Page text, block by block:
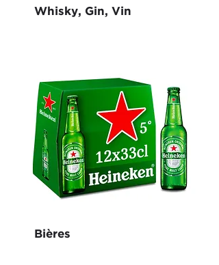
Whisky, Gin, Vin
Bières